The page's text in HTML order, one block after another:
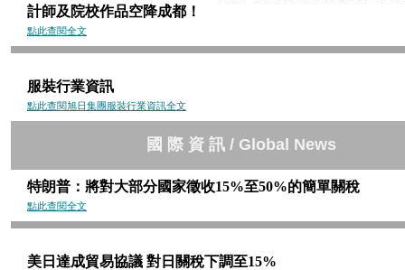
計師及院校作品空降成都！
點此查閱全文
服裝行業資訊
點此查閱旭日集團服裝行業資訊全文
國 際 資 訊 / Global News
特朗普：將對大部分國家徵收15%至50%的簡單關稅
點此查閱全文
美日達成貿易協議 對日關稅下調至15%